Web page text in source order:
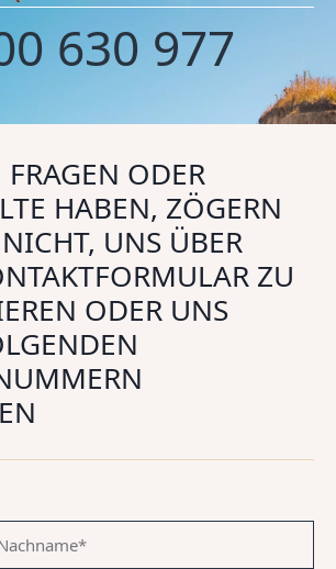
630 977
ODER
HABEN, ZÖGERN
UNS ÜBER
ZU
ODER UNS